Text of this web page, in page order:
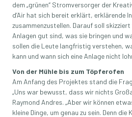
dem „grünen“ Stromversorger der
d’Air hat sich bereit erklärt, erklärende
zusammenzustellen. Darauf soll
Anlagen gut sind, was sie bringen und
sollen die Leute langfristig verstehen,
kann und wann sich eine Anlage nicht
Von der Mühle bis zum Töpferofen
Am Anfang des Projektes stand die
„Uns war bewusst, dass wir nichts
Raymond Andres. „Aber wir können
kleine Dinge, um genau zu sein. Denn